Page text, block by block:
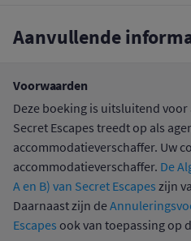
Aanvullende
Voorwaarden
Deze boeking is uitsluitend
Secret Escapes treedt op als
accommodatieverschaffer. Uw
accommodatieverschaffer. De
A en B) van Secret Escapes zijn
Daarnaast zijn de
Escapes ook van toepassing op